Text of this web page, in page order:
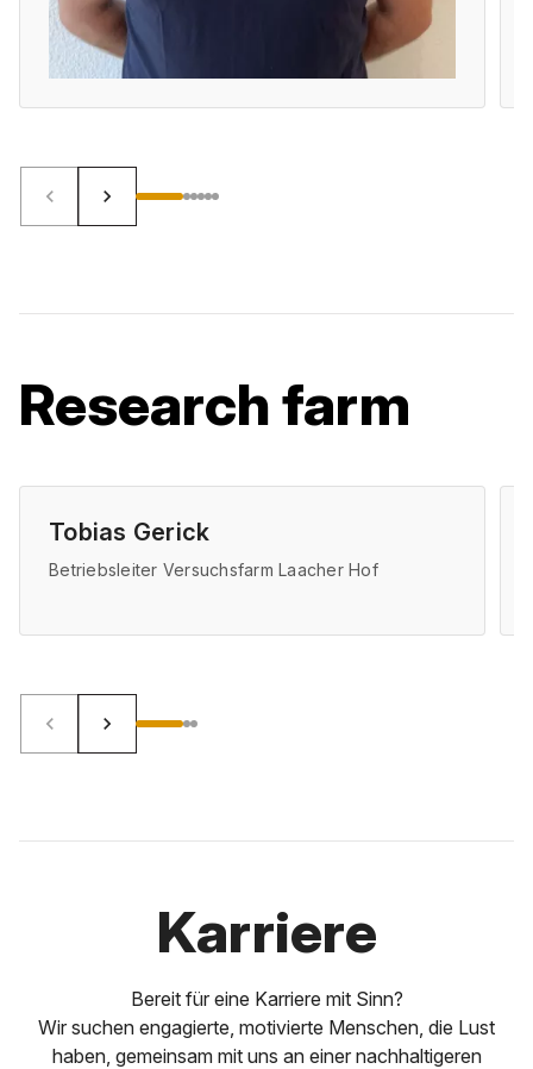
keyboard_arrow_left keyboard_arrow_right
Research farm
Tobias Gerick
Betriebsleiter Versuchsfarm Laacher Hof
keyboard_arrow_left keyboard_arrow_right
Karriere
Bereit für eine Karriere mit Sinn?
Wir suchen engagierte, motivierte Menschen, die Lust
haben, gemeinsam mit uns an einer nachhaltigeren